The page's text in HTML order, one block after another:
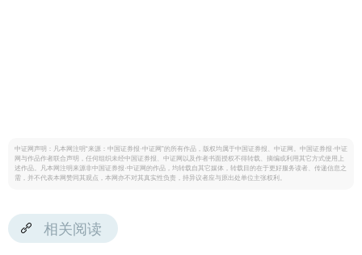
中证网声明：凡本网注明“来源：中国证券报·中证网”的所有作品，版权均属于中国证券报、中证网。中国证券报·中证
网与作品作者联合声明，任何组织未经中国证券报、中证网以及作者书面授权不得转载、摘编或利用其它方式使用上
述作品。凡本网注明来源非中国证券报·中证网的作品，均转载自其它媒体，转载目的在于更好服务读者、传递信息之
需，并不代表本网赞同其观点，本网亦不对其真实性负责，持异议者应与原出处单位主张权利。
相关阅读